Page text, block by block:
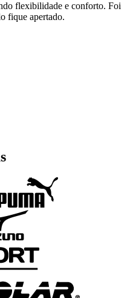
flexibilidade e conforto. Foi
fique apertado.